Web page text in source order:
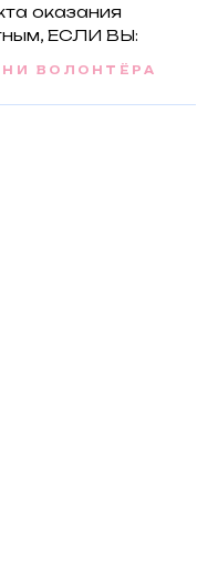
оказания
ЕСЛИ ВЫ:
ВОЛОНТЁРА